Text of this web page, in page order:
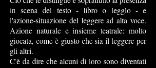
in scena del testo - libro o leggìo - e
l'azione-situazione del leggere ad alta voce.
Azione naturale e insieme teatrale: molto
giocata, come è giusto che sia il leggere per
gli altri.
C'è da dire che alcuni di loro sono diventati